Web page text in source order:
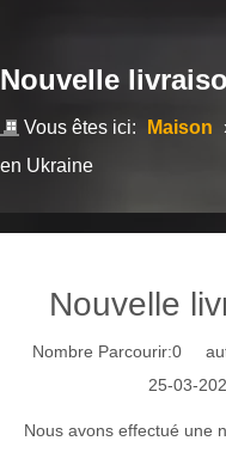
Nouvelle
Vous êtes ici: Maison
en Ukraine
Nouvelle
Nombre Parcourir:0
25-03-
Nous avons effectué une